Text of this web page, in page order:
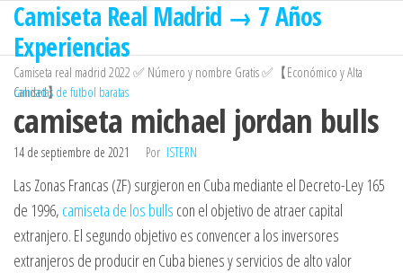
Saltar
contenido
Camiseta Real Madrid → 7 Años
Experiencias
Camiseta real madrid 2022 ✅ Número y nombre Gratis ✅【Económico y Alta
Calidad】
camisetas de futbol baratas
camiseta michael jordan bulls
14 de septiembre de 2021 Por ISTERN
Las Zonas Francas (ZF) surgieron en Cuba mediante el Decreto-Ley 165
de 1996, camiseta de los bulls con el objetivo de atraer capital
extranjero. El segundo objetivo es convencer a los inversores
extranjeros de producir en Cuba bienes y servicios de alto valor